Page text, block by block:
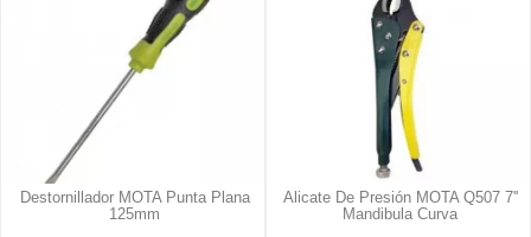
Destornillador MOTA Punta Plana
125mm
Alicate De Presión MOTA Q507 7''
Mandibula Curva